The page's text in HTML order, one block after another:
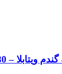
– 180 میلی لیتر